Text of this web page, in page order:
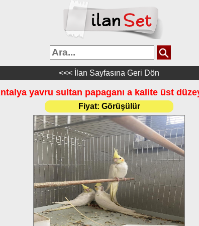
<<< İlan Sayfasına Geri Dön
yavru sultan papaganı a kalite üst
Fiyat: Görüşülür